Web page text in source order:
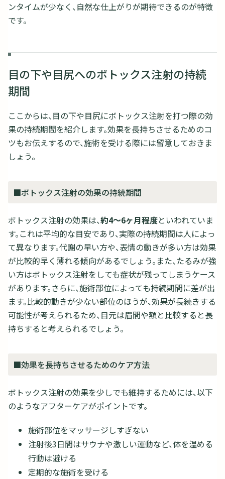
ンタイムが少なく、自然な仕上がりが期待できるのが特徴
です。
目の下や目尻へのボトックス注射の持続
期間
ここからは、目の下や目尻にボトックス注射を打つ際の効
果の持続期間を紹介します。効果を長持ちさせるためのコ
ツもお伝えするので、施術を受ける際には留意しておきま
しょう。
■ボトックス注射の効果の持続期間
ボトックス注射の効果は、約4～6ヶ月程度といわれていま
す。これは平均的な目安であり、実際の持続期間は人によっ
て異なります。代謝の早い方や、表情の動きが多い方は効果
が比較的早く薄れる傾向があるでしょう。また、たるみが強
い方はボトックス注射をしても症状が残ってしまうケース
があります。さらに、施術部位によっても持続期間に差が出
ます。比較的動きが少ない部位のほうが、効果が長続きする
可能性が考えられるため、目元は眉間や額と比較すると長
持ちすると考えられるでしょう。
■効果を長持ちさせるためのケア方法
ボトックス注射の効果を少しでも維持するためには、以下
のようなアフターケアがポイントです。
施術部位をマッサージしすぎない
注射後3日間はサウナや激しい運動など、体を温める
行動は避ける
定期的な施術を受ける